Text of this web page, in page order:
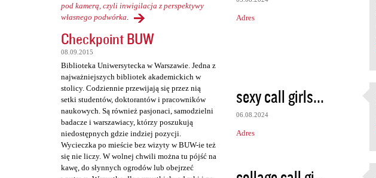
pod kamerą, czyli inwigilacja z perspektywy
własnego podwórka.
Checkpoint BUW
08.09.2015
Biblioteka Uniwersytecka w Warszawie. Jedna z
najważniejszych bibliotek akademickich w
stolicy. Codziennie przewijają się przez nią
setki studentów, doktorantów i pracowników
naukowych. Są również pasjonaci, samodzielni
badacze i warszawiacy, którzy poszukują
niedostępnych gdzie indziej pozycji.
Wycieczka po mieście bez wizyty w BUW-ie też
się nie liczy. W wolnej chwili można tu pójść na
kawę, do słynnych ogrodów lub obejrzeć
m
e
r
z
e
Adres
sexy call girls...
06.08.2024
Adres